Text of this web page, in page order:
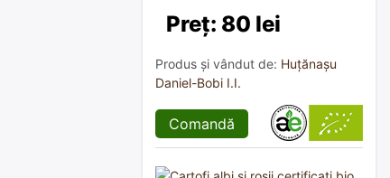
Preț: 80 lei
Produs și vândut de: Huțănașu
Daniel-Bobi I.I.
Comandă